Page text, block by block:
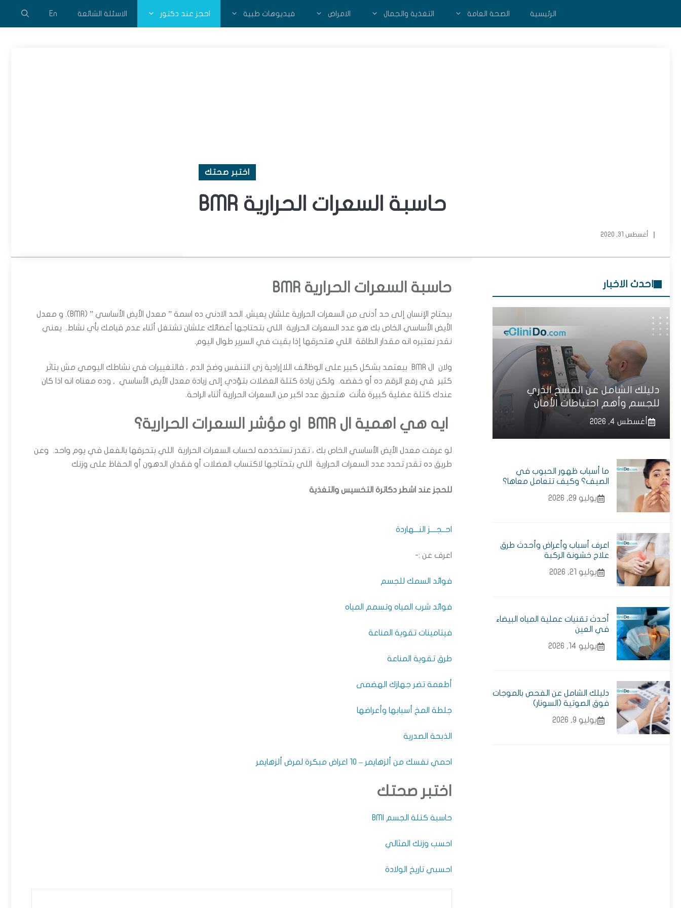
الرئيسية الصحة العامة التغذية والجمال الامراض فيديوهات طبية احجز عند دكتور الاسئلة الشائعة En
اختبر صحتك
حاسبة السعرات الحرارية BMR
أغسطس 31, 2020
حاسبة السعرات الحرارية BMR
بيحتاج الإنسان إلى حد أدنى من السعرات الحرارية علشان يعيش. الحد الادني ده اسمة ” معدل الأيض الأساسي ” (BMR). و معدل
الأيض الأساسي الخاص بك هو عدد السعرات الحرارية اللي بتحتاجها أعضائك علشان تشتغل أثناء عدم قيامك بأي نشاط. يعني
نقدر نعتبره انه مقدار الطاقة اللي هتحرقها إذا بقيت في السرير طوال اليوم.
ولان ال BMR بيعتمد بشكل كبير على الوظائف اللاإرادية زي التنفس وضخ الدم ، فالتغييرات في نشاطك اليومي مش بتاثر
كثير في رفع الرقم ده أو خفضه. ولكن زيادة كتلة العضلات بتؤدي إلى زيادة معدل الأيض الأساسي , وده معناه انه اذا كان
عندك كتلة عضلية كبيرة فأنت هتحرق عدد اكبر من السعرات الحرارية أثناء الراحة.
ايه هي اهمية ال BMR او مؤشر السعرات الحرارية؟
لو عرفت معدل الأيض الأساسي الخاص بك ، تقدر تستخدمه لحساب السعرات الحرارية اللي بتحرقها بالفعل في يوم واحد. وعن
طريق ده تقدر تحدد عدد السعرات الحرارية اللي بتحتاجها لاكتساب العضلات أو فقدان الدهون أو الحفاظ على وزنك
للحجز عند اشطر دكاترة التخسيس والتغذية
احــجــــز النـــهاردة
اعرف عن :-
فوائد السمك للجسم
فوائد شرب المياه وتسمم المياه
فيتامينات تقوية المناعة
طرق تقوية المناعة
أطعمة تضر جهازك الهضمى
جلطة المخ أسبابها وأعراضها
الذبحة الصدرية
احمي نفسك من ألزهايمر – 10 اعراض مبكرة لمرض ألزهايمر
اختبر صحتك
حاسبة كتلة الجسم BMI
احسب وزنك المثالي
احسبي تاريخ الولادة
احدث الاخبار
دليلك الشامل عن المسح الذري
للجسم وأهم احتياطات الأمان
أغسطس 4, 2026
ما أسباب ظهور الحبوب في
الصيف؟ وكيف تتعامل معاها؟
يوليو 29, 2026
اعرف أسباب وأعراض وأحدث طرق
علاج خشونة الركبة
يوليو 21, 2026
أحدث تقنيات عملية المياه البيضاء
في العين
يوليو 14, 2026
دليلك الشامل عن الفحص بالموجات
فوق الصوتية (السونار)
يوليو 9, 2026